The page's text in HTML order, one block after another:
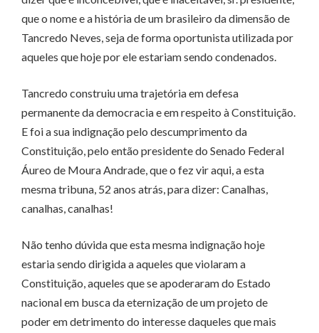
que o nome e a história de um brasileiro da dimensão de
Tancredo Neves, seja de forma oportunista utilizada por
aqueles que hoje por ele estariam sendo condenados.
Tancredo construiu uma trajetória em defesa
permanente da democracia e em respeito à Constituição.
E foi a sua indignação pelo descumprimento da
Constituição, pelo então presidente do Senado Federal
Áureo de Moura Andrade, que o fez vir aqui, a esta
mesma tribuna, 52 anos atrás, para dizer: Canalhas,
canalhas, canalhas!
Não tenho dúvida que esta mesma indignação hoje
estaria sendo dirigida a aqueles que violaram a
Constituição, aqueles que se apoderaram do Estado
nacional em busca da eternização de um projeto de
poder em detrimento do interesse daqueles que mais